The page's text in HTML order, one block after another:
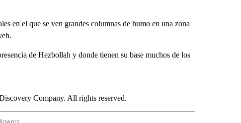
en el que se ven grandes columnas de humo en una zona
de Hezbollah y donde tienen su base muchos de los
Company. All rights reserved.
- CNN" TO RECEIVE NOTIFICATIONS ABOUT NEW PAGES ON "NOTICIAS - CNN".